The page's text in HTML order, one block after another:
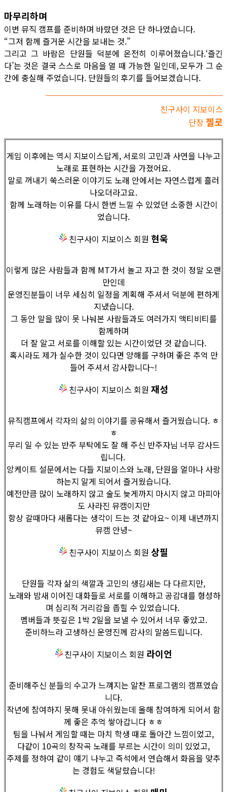
마무리하며
이번 뮤직 캠프를 준비하며 바랐던 것은 단 하나였습니다.
“그저 함께 즐거운 시간을 보내는 것.”
그리고 그 바람은 단원들 덕분에 온전히 이루어졌습니다.‘즐긴
다’는 것은 결국 스스로 마음을 열 때 가능한 일인데, 모두가 그 순
간에 충실해 주었습니다. 단원들의 후기를 들어보겠습니다.
친구사이 지보이스
단장 젤로
게임 이후에는 역시 지보이스답게, 서로의 고민과 사연을 나누고
노래로 표현하는 시간을 가졌어요.
말로 꺼내기 쑥스러운 이야기도 노래 안에서는 자연스럽게 흘러
나오더라고요.
함께 노래하는 이유를 다시 한번 느낄 수 있었던 소중한 시간이
었습니다.
친구사이 지보이스 회원 현욱
이렇게 많은 사람들과 함께 MT가서 놀고 자고 한 것이 정말 오랜
만인데
운영진분들이 너무 세심히 일정을 계획해 주셔서 덕분에 편하게
지냈습니다.
그 동안 말을 많이 못 나눠본 사람들과도 여러가지 액티비티를
함께하며
더 잘 알고 서로를 이해할 있는 시간이었던 것 같습니다.
혹시라도 제가 실수한 것이 있다면 양해를 구하며 좋은 추억 만
들어 주셔서 감사합니다~!
친구사이 지보이스 회원 재성
뮤직캠프에서 각자의 삶의 이야기를 공유해서 즐거웠습니다. ㅎ
ㅎ
무리 일 수 있는 반주 부탁에도 잘 해 주신 반주자님 너무 감사드
립니다.
앙케이트 설문에서는 다들 지보이스와 노래, 단원을 얼마나 사랑
하는지 알게 되어서 즐거웠습니다.
예전만큼 많이 노래하지 않고 술도 늦게까지 마시지 않고 마피아
도 사라진 뮤캠이지만
항상 갈때마다 새롭다는 생각이 드는 것 같아요~ 이제 내년까지
뮤캠 안녕~
친구사이 지보이스 회원 상필
단원들 각자 삶의 색깔과 고민의 생김새는 다 다르지만,
노래와 밤새 이어진 대화들로 서로를 이해하고 공감대를 형성하
며 심리적 거리감을 좁힐 수 있었습니다.
멤버들과 뜻깊은 1박 2일을 보낼 수 있어서 너무 좋았고.
준비하느라 고생하신 운영진께 감사의 말씀드립니다.
친구사이 지보이스 회원 라이언
준비해주신 분들의 수고가 느껴지는 알찬 프로그램의 캠프였습
니다.
작년에 참여하지 못해 못내 아쉬웠는데 올해 참여하게 되어서 함
께 좋은 추억 쌓아갑니다 ㅎㅎ
팀을 나눠서 게임할 때는 마치 학생 때로 돌아간 느낌이었고,
다같이 10곡의 창작곡 노래를 부르는 시간이 의미 있었고,
주제를 정하여 같이 얘기 나누고 즉석에서 연습해서 화음을 맞추
는 경험도 색달랐습니다!